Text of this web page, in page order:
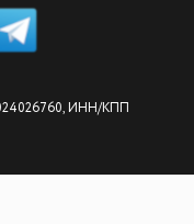
ИНН/КПП